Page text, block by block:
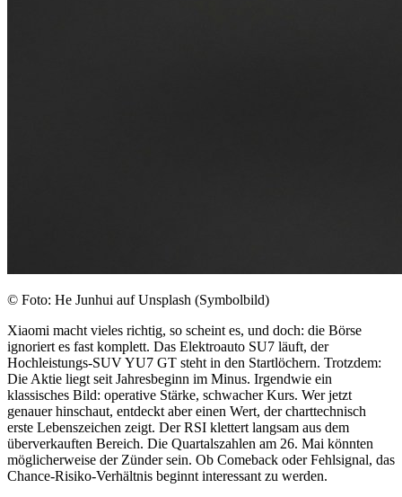
© Foto: He Junhui auf Unsplash (Symbolbild)
Xiaomi macht vieles richtig, so scheint es, und doch: die Börse
ignoriert es fast komplett. Das Elektroauto SU7 läuft, der
Hochleistungs-SUV YU7 GT steht in den Startlöchern. Trotzdem:
Die Aktie liegt seit Jahresbeginn im Minus. Irgendwie ein
klassisches Bild: operative Stärke, schwacher Kurs. Wer jetzt
genauer hinschaut, entdeckt aber einen Wert, der charttechnisch
erste Lebenszeichen zeigt. Der RSI klettert langsam aus dem
überverkauften Bereich. Die Quartalszahlen am 26. Mai könnten
möglicherweise der Zünder sein. Ob Comeback oder Fehlsignal, das
Chance-Risiko-Verhältnis beginnt interessant zu werden.